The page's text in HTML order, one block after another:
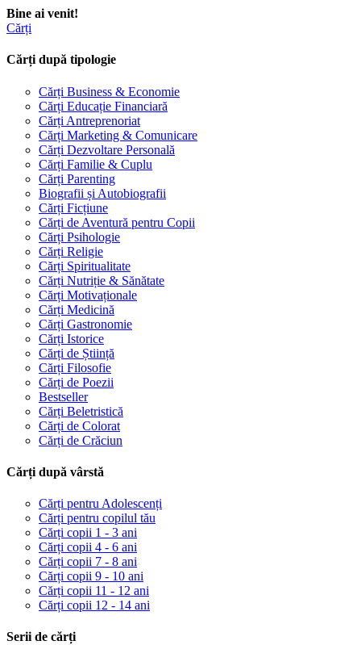
Bine ai venit!
Cărți
Cărți după tipologie
Cărți Business & Economie
Cărți Educație Financiară
Cărți Antreprenoriat
Cărți Marketing & Comunicare
Cărți Dezvoltare Personală
Cărți Familie & Cuplu
Cărți Parenting
Biografii și Autobiografii
Cărți Ficțiune
Cărți de Aventură pentru Copii
Cărți Psihologie
Cărți Religie
Cărți Spiritualitate
Cărți Nutriție & Sănătate
Cărți Motivaționale
Cărți Medicină
Cărți Gastronomie
Cărți Istorice
Cărți de Știință
Cărți Filosofie
Cărți de Poezii
Bestseller
Cărți Beletristică
Cărți de Colorat
Cărți de Crăciun
Cărți după vârstă
Cărți pentru Adolescenți
Cărți pentru copilul tău
Cărți copii 1 - 3 ani
Cărți copii 4 - 6 ani
Cărți copii 7 - 8 ani
Cărți copii 9 - 10 ani
Cărți copii 11 - 12 ani
Cărți copii 12 - 14 ani
Serii de cărți